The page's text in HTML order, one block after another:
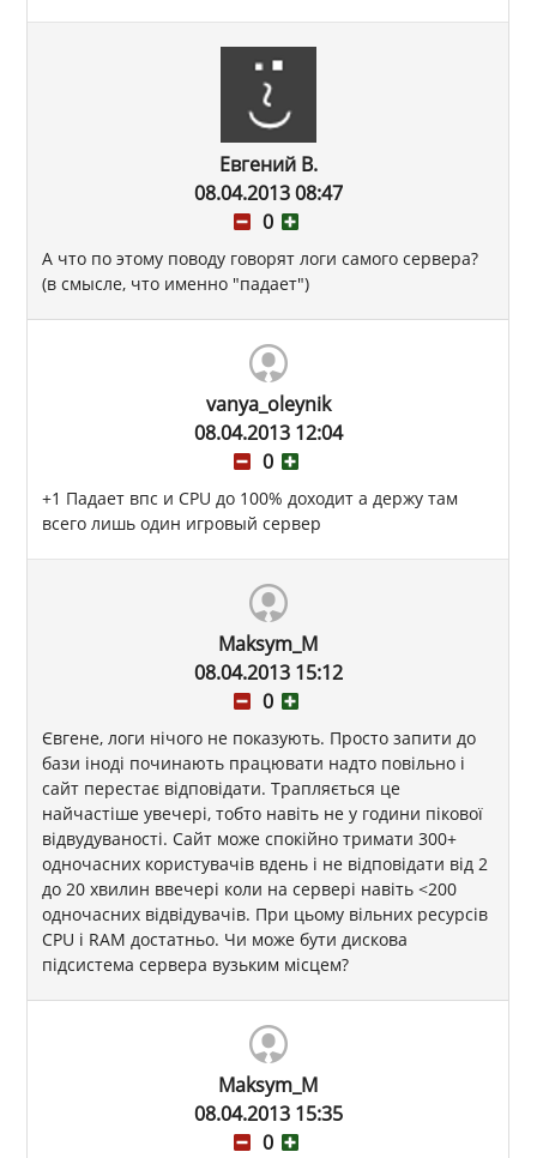
Евгений В.
08.04.2013 08:47
0
А что по этому поводу говорят логи самого сервера?
(в смысле, что именно "падает")
vanya_oleynik
08.04.2013 12:04
0
+1 Падает впс и CPU до 100% доходит а держу там
всего лишь один игровый сервер
Maksym_M
08.04.2013 15:12
0
Євгене, логи нічого не показують. Просто запити до
бази іноді починають працювати надто повільно і
сайт перестає відповідати. Трапляється це
найчастіше увечері, тобто навіть не у години пікової
відвудуваності. Сайт може спокійно тримати 300+
одночасних користувачів вдень і не відповідати від 2
до 20 хвилин ввечері коли на сервері навіть <200
одночасних відвідувачів. При цьому вільних ресурсів
CPU і RAM достатньо. Чи може бути дискова
підсистема сервера вузьким місцем?
Maksym_M
08.04.2013 15:35
0